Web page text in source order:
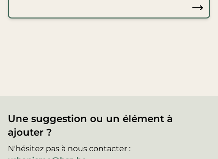
Une suggestion ou un élément à
ajouter ?
N'hésitez pas à nous contacter :